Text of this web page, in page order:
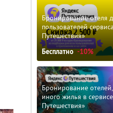
Бронирование отеля
пользователей
Путешествия»
Бесплатно -10%
Бронирование
иного жилья в
Путешествия»